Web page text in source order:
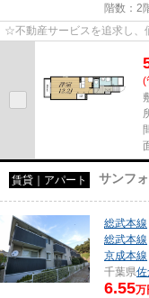
階数：2
☆不動産サービスを追求し
(
賃貸｜アパート サンフ
総武本線
総武本線
京成本線
千葉県
6.55万